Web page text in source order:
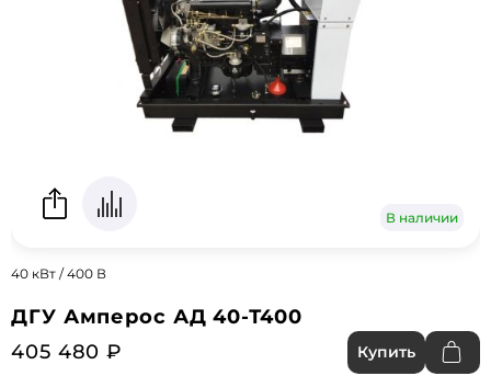
В наличии
40 кВт / 400 В
ДГУ Амперос АД 40-Т400
405 480 ₽
Купить